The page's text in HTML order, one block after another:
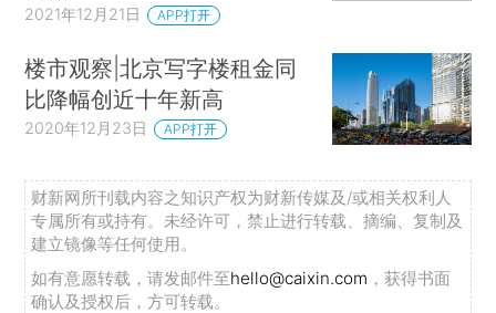
2021年12月21日 APP打开
楼市观察|北京写字楼租金同
比降幅创近十年新高
2020年12月23日 APP打开
财新网所刊载内容之知识产权为财新传媒及/或相关权利人
专属所有或持有。未经许可，禁止进行转载、摘编、复制及
建立镜像等任何使用。
如有意愿转载，请发邮件至hello@caixin.com ，获得书面
确认及授权后，方可转载。